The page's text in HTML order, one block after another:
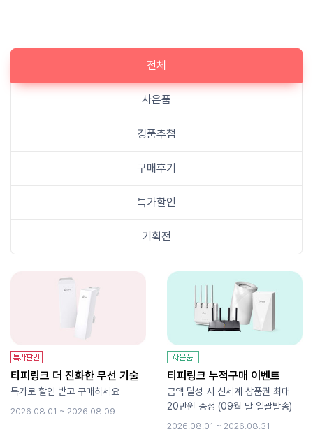
전체
사은품
경품추첨
구매후기
특가할인
기획전
티피링크 더 진화한 무선 기술
특가로 할인 받고 구매하세요
2026.08.01 ~ 2026.08.09
티피링크 누적구매 이벤트
금액 달성 시 신세계 상품권 최대
20만원 증정 (09월 말 일괄발송)
2026.08.01 ~ 2026.08.31